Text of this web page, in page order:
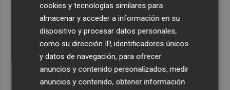
La Filmoteca d'Estiu se lanza a las armas con la
proyección de 'Una batalla tras otra'
Mounir, en el Real Murcia: "Llevo deseando que llegue
este momento desde que empecé a jugar"
cookies y tecnologías similares para
almacenar y acceder a información en su
dispositivo y procesar datos personales,
como su dirección IP, identificadores únicos
y datos de navegación, para ofrecer
anuncios y contenido personalizados, medir
anuncios y contenido, obtener información